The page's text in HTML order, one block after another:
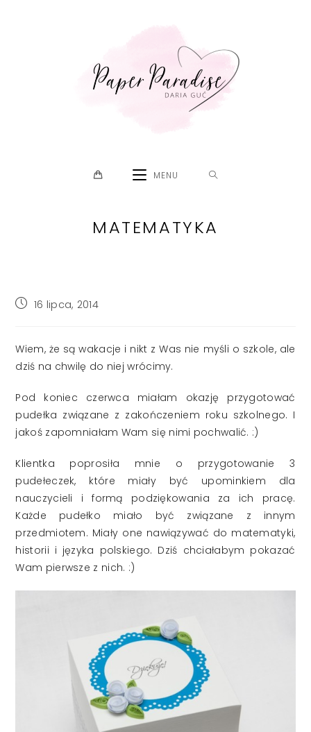
MENU
MATEMATYKA
Post16 lipca, 2014
Wiem, że są wakacje i nikt z Was nie myśli o szkole, ale
dziś na chwilę do niej wrócimy.
Pod koniec czerwca miałam okazję przygotować
pudełka związane z zakończeniem roku szkolnego. I
jakoś zapomniałam Wam się nimi pochwalić. :)
Klientka poprosiła mnie o przygotowanie 3
pudełeczek, które miały być upominkiem dla
nauczycieli i formą podziękowania za ich pracę.
Każde pudełko miało być związane z innym
przedmiotem. Miały one nawiązywać do matematyki,
historii i języka polskiego. Dziś chciałabym pokazać
Wam pierwsze z nich. :)